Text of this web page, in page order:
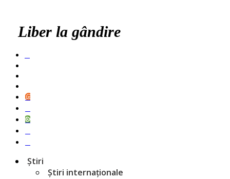
Liber la gândire
Știri
Știri internaționale